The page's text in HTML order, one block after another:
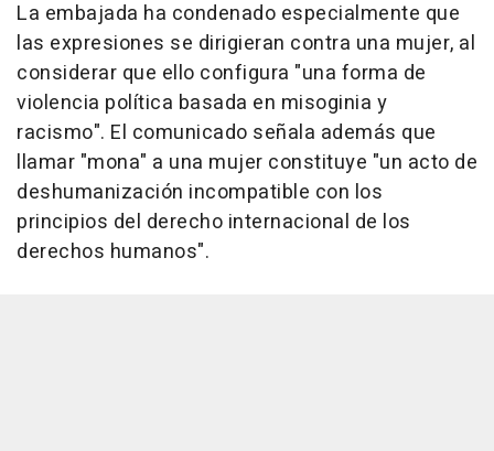
La embajada ha condenado especialmente que
las expresiones se dirigieran contra una mujer, al
considerar que ello configura "una forma de
violencia política basada en misoginia y
racismo". El comunicado señala además que
llamar "mona" a una mujer constituye "un acto de
deshumanización incompatible con los
principios del derecho internacional de los
derechos humanos".